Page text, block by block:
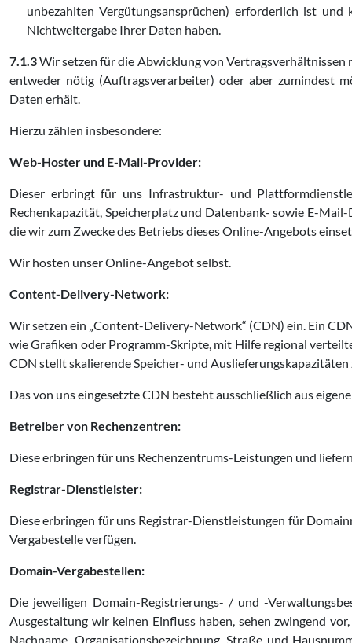
unbezahlten Vergütungsansprüchen) erforderlich ist
Nichtweitergabe Ihrer Daten haben.
7.1.3Wir setzen für die Abwicklung von
entweder nötig (Auftragsverarbeiter) oder aber zumindest
Daten erhält.
Hierzu zählen insbesondere:
Web-Hoster und E-Mail-Provider:
Dieser erbringt für uns Infrastruktur- und
Rechenkapazität, Speicherplatz und Datenbank- sowie E-
die wir zum Zwecke des Betriebs dieses Online-Angebots
Wir hosten unser Online-Angebot selbst.
Content-Delivery-Network:
Wir setzen ein „Content-Delivery-Network“ (CDN) ein. Ein
wie Grafiken oder Programm-Skripte, mit Hilfe regional
CDN stellt skalierende Speicher- und
Das von uns eingesetzte CDN besteht ausschließlich aus
Betreiber von Rechenzentren:
Diese erbringen für uns Rechenzentrums-Leistungen und
Registrar-Dienstleister:
Diese erbringen für uns Registrar-Dienstleistungen für
Vergabestelle verfügen.
Domain-Vergabestellen:
Die jeweiligen Domain-Registrierungs- / und -
Ausgestaltung wir keinen Einfluss haben, sehen zwingend
Nachname, Organisationsbezeichnung, Straße und